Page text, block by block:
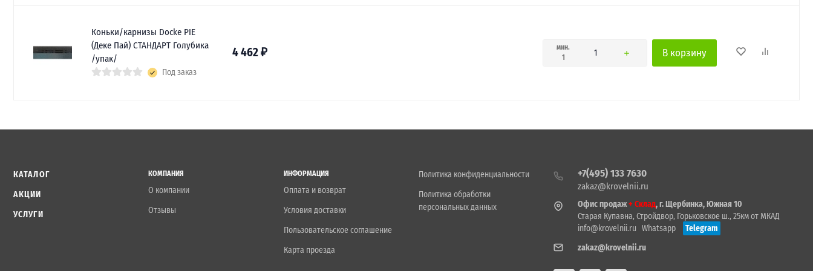
Коньки/карнизы Docke PIE
(Деке Пай) СТАНДАРТ Голубика
/упак/
Под заказ
4 462₽
мин.
1
В корзину
КАТАЛОГ
АКЦИИ
УСЛУГИ
КОМПАНИЯ
О компании
Отзывы
ИНФОРМАЦИЯ
Оплата и возврат
Условия доставки
Пользовательское соглашение
Карта проезда
Политика конфиденциальности
Политика обработки
персональных данных
+7(495) 133 7630
zakaz@krovelnii.ru
Офис продаж+ Склад, г. Щербинка, Южная 10
Старая Купавна, Стройдвор, Горьковское ш., 25км от МКАД
info@krovelnii.ru
Whatsapp
Telegram
zakaz@krovelnii.ru